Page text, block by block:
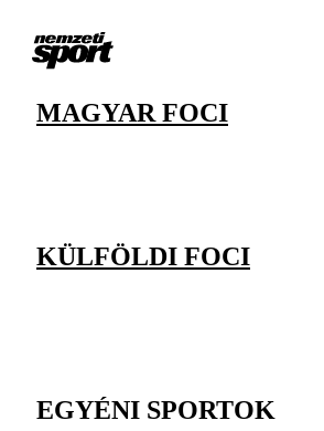
MAGYAR FOCI
KÜLFÖLDI FOCI
EGYÉNI SPORTOK